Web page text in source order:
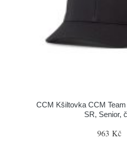
CCM Kšiltovka CCM
SR, Senior,
963 Kč